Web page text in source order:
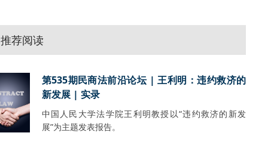
推荐阅读
第535期民商法前沿论坛 | 王利明：违约救济的
新发展 | 实录
中国人民大学法学院王利明教授以“违约救济的新发
展”为主题发表报告。